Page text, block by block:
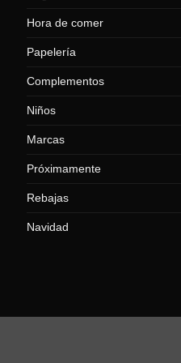
Hora de comer
Papelería
Complementos
Niños
Marcas
Próximamente
Rebajas
Navidad